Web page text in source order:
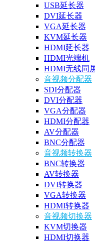
USB延长器
DVI延长器
VGA延长器
KVM延长器
HDMI延长器
HDMI光端机
HDMI无线同
音视频分配器
SDI分配器
DVI分配器
VGA分配器
HDMI分配器
AV分配器
BNC分配器
音视频转换器
BNC转换器
AV转换器
DVI转换器
VGA转换器
HDMI转换器
音视频切换器
KVM切换器
HDMI切换器